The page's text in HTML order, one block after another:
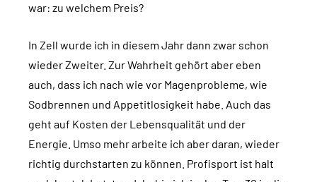
war: zu welchem Preis?
In Zell wurde ich in diesem Jahr dann zwar schon
wieder Zweiter. Zur Wahrheit gehört aber eben
auch, dass ich nach wie vor Magenprobleme, wie
Sodbrennen und Appetitlosigkeit habe. Auch das
geht auf Kosten der Lebensqualität und der
Energie. Umso mehr arbeite ich aber daran, wieder
richtig durchstarten zu können. Profisport ist halt